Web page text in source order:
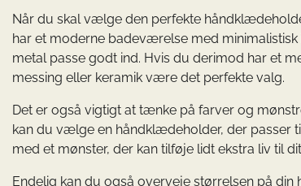
Når du skal vælge den perfekte
har et moderne badeværelse med
metal passe godt ind. Hvis du derimod har et
messing eller keramik være det perfekte valg.
Det er også vigtigt at tænke på farver og
kan du vælge en håndklædeholder, der passer
med et mønster, der kan tilføje lidt ekstra liv til
Endelig kan du også overveje størrelsen på